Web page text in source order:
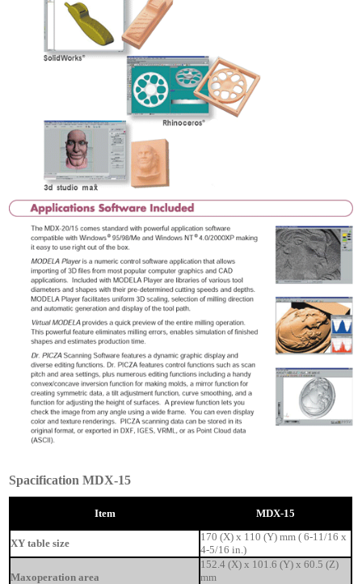
Spacification MDX-15
Item MDX-15
XY table size
170 (X) x 110 (Y) mm ( 6-11/16 x
4-5/16 in.)
Maxoperation area
152.4 (X) x 101.6 (Y) x 60.5 (Z)
mm